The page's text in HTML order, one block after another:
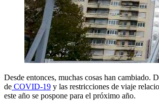
Desde entonces, muchas cosas han cambiado.
de COVID-19 y las restricciones de viaje
este año se pospone para el próximo año.